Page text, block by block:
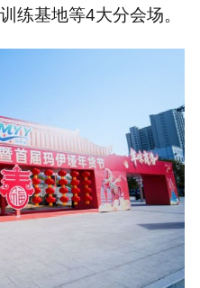
练基地等4大分会场。